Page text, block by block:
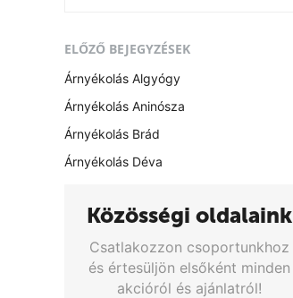
ELŐZŐ BEJEGYZÉSEK
Árnyékolás Algyógy
Árnyékolás Aninósza
Árnyékolás Brád
Árnyékolás Déva
Közösségi oldalaink
Csatlakozzon csoportunkhoz
és értesüljön elsőként minden
akcióról és ajánlatról!